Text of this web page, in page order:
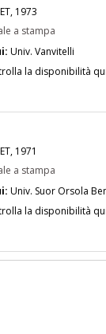
1973
a stampa
Univ. Vanvitelli
la disponibilità
1971
a stampa
Univ. Suor Orsola
la disponibilità